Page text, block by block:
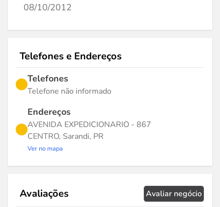
08/10/2012
Telefones e Endereços
Telefones
Telefone não informado
Endereços
AVENIDA EXPEDICIONARIO - 867
CENTRO, Sarandi, PR
Ver no mapa
Avaliações Avaliar negócio